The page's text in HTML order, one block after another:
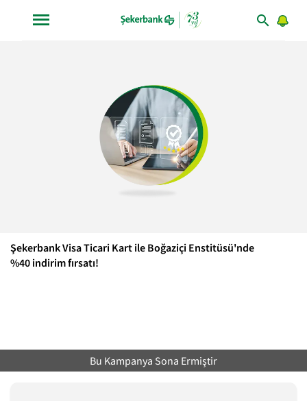
Şekerbank Visa Ticari Kart ile Boğaziçi Enstitüsü'nde
%40 indirim fırsatı!
Bu Kampanya Sona Ermiştir